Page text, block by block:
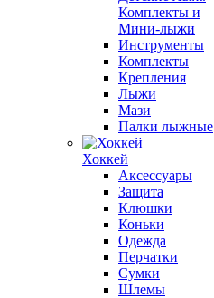
Комплекты и
Мини-лыжи
Инструменты
Комплекты
Крепления
Лыжи
Мази
Палки лыжные
Хоккей
Аксессуары
Защита
Клюшки
Коньки
Одежда
Перчатки
Сумки
Шлемы